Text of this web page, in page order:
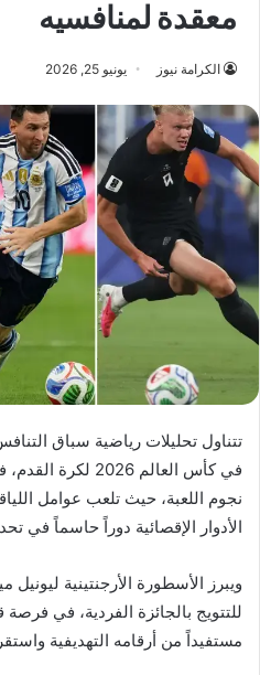
معقدة لمنافسيه
الكرامة نيوز يونيو 25, 2026
تتناول تحليلات رياضية سباق
في كأس العالم
نجوم اللعبة، حيث تلعب عوامل
الأدوار الإقصائية دوراً حاسماً في
ويبرز الأسطورة الأرجنتينية
للتتويج بالجائزة الفردية، في
مستفيداً من أرقامه التهديفية